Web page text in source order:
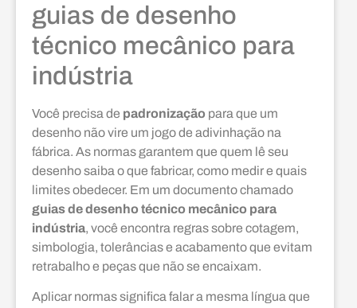
guias de desenho
técnico mecânico para
indústria
Você precisa de padronização para que um
desenho não vire um jogo de adivinhação na
fábrica. As normas garantem que quem lê seu
desenho saiba o que fabricar, como medir e quais
limites obedecer. Em um documento chamado
guias de desenho técnico mecânico para
indústria, você encontra regras sobre cotagem,
simbologia, tolerâncias e acabamento que evitam
retrabalho e peças que não se encaixam.
Aplicar normas significa falar a mesma língua que